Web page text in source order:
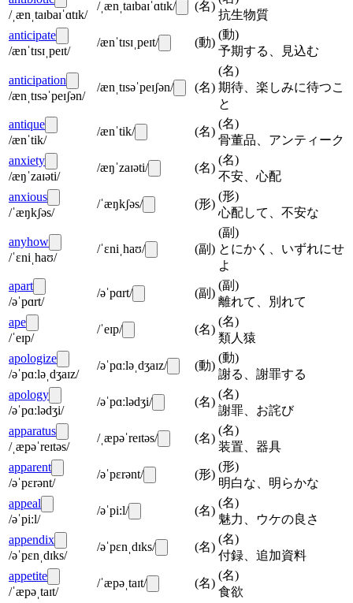
/ˌænˌtaɪbaɪˈɑtɪk/
/ˌænˌtaɪbaɪˈɑtɪk/ (名)
抗生物質
anticipate
/ænˈtɪsɪˌpeɪt/
/ænˈtɪsɪˌpeɪt/ (動)
(動)
予期する、見込む
anticipation
/ænˌtɪsəˈpeɪʃən/
/ænˌtɪsəˈpeɪʃən/ (名)
(名)
期待、楽しみに待つこ
と
antique
/ænˈtik/
/ænˈtik/ (名)
(名)
骨董品、アンティーク
anxiety
/æŋˈzaɪəti/
/æŋˈzaɪəti/ (名)
(名)
不安、心配
anxious
/ˈæŋkʃəs/
/ˈæŋkʃəs/ (形)
(形)
心配して、不安な
anyhow
/ˈɛniˌhaʊ/
/ˈɛniˌhaʊ/ (副 )
(副 )
とにかく、いずれにせ
よ
apart
/əˈpɑrt/
/əˈpɑrt/ (副 )
(副 )
離れて、別れて
ape
/ˈeɪp/
/ˈeɪp/ (名)
(名)
類人猿
apologize
/əˈpɑːləˌdʒaɪz/
/əˈpɑːləˌdʒaɪz/ (動)
(動)
謝る、謝罪する
apology
/əˈpɑːlədʒi/
/əˈpɑːlədʒi/ (名)
(名)
謝罪、お詫び
apparatus
/ˌæpəˈreɪtəs/
/ˌæpəˈreɪtəs/ (名)
(名)
装置、器具
apparent
/əˈpɛrənt/
/əˈpɛrənt/ (形)
(形)
明白な、明らかな
appeal
/əˈpi:l/
/əˈpi:l/ (名)
(名)
魅力、ウケの良さ
appendix
/əˈpɛnˌdɪks/
/əˈpɛnˌdɪks/ (名)
(名)
付録、追加資料
appetite
/ˈæpəˌtaɪt/
/ˈæpəˌtaɪt/ (名)
(名)
食欲